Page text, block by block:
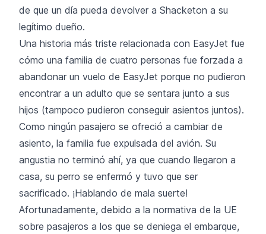
de que un día pueda devolver a Shacketon a su
legítimo dueño.
Una historia más triste relacionada con EasyJet fue
cómo una familia de cuatro personas fue forzada a
abandonar un vuelo de EasyJet porque no pudieron
encontrar a un adulto que se sentara junto a sus
hijos (tampoco pudieron conseguir asientos juntos).
Como ningún pasajero se ofreció a cambiar de
asiento, la familia fue expulsada del avión. Su
angustia no terminó ahí, ya que cuando llegaron a
casa, su perro se enfermó y tuvo que ser
sacrificado. ¡Hablando de mala suerte!
Afortunadamente, debido a la normativa de la UE
sobre pasajeros a los que se deniega el embarque,